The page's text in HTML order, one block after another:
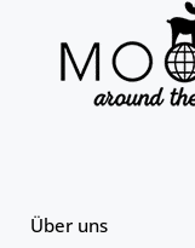
Über uns